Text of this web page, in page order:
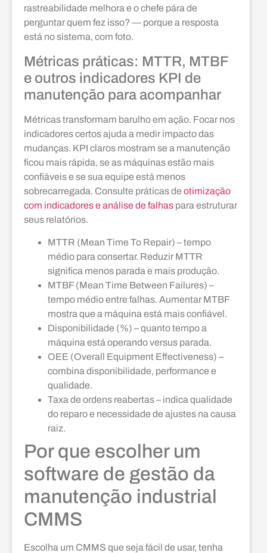
rastreabilidade melhora e o chefe pára de
perguntar quem fez isso? — porque a resposta
está no sistema, com foto.
Métricas práticas: MTTR, MTBF
e outros indicadores KPI de
manutenção para acompanhar
Métricas transformam barulho em ação. Focar nos
indicadores certos ajuda a medir impacto das
mudanças. KPI claros mostram se a manutenção
ficou mais rápida, se as máquinas estão mais
confiáveis e se sua equipe está menos
sobrecarregada. Consulte práticas de otimização
com indicadores e análise de falhas para estruturar
seus relatórios.
MTTR (Mean Time To Repair) – tempo
médio para consertar. Reduzir MTTR
significa menos parada e mais produção.
MTBF (Mean Time Between Failures) –
tempo médio entre falhas. Aumentar MTBF
mostra que a máquina está mais confiável.
Disponibilidade (%) – quanto tempo a
máquina está operando versus parada.
OEE (Overall Equipment Effectiveness) –
combina disponibilidade, performance e
qualidade.
Taxa de ordens reabertas – indica qualidade
do reparo e necessidade de ajustes na causa
raiz.
Por que escolher um
software de gestão da
manutenção industrial
CMMS
Escolha um CMMS que seja fácil de usar, tenha